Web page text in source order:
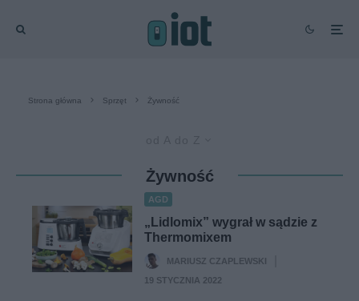
Strona główna Sprzęt Żywność
Żywność
AGD
„Lidlomix” wygrał w sądzie z
Thermomixem
MARIUSZ CZAPLEWSKI
19 STYCZNIA 2022